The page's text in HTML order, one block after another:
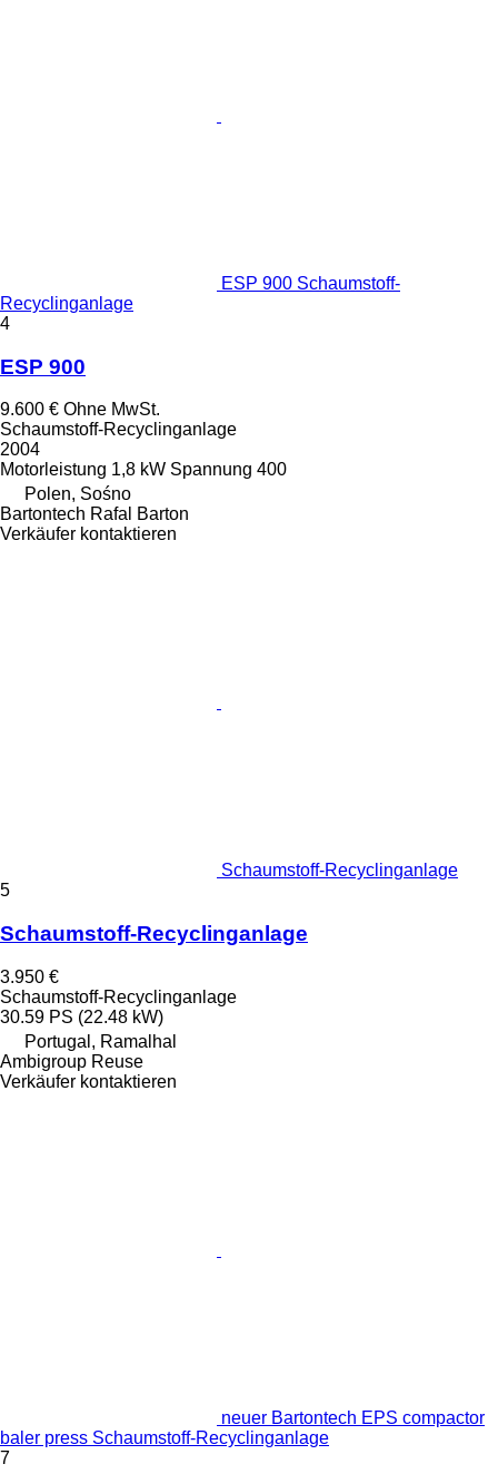
ESP 900 Schaumstoff-
Recyclinganlage
4
ESP 900
9.600 € Ohne MwSt.
Schaumstoff-Recyclinganlage
2004
Motorleistung 1,8 kW Spannung 400
Polen, Sośno
Bartontech Rafal Barton
Verkäufer kontaktieren
Schaumstoff-Recyclinganlage
5
Schaumstoff-Recyclinganlage
3.950 €
Schaumstoff-Recyclinganlage
30.59 PS (22.48 kW)
Portugal, Ramalhal
Ambigroup Reuse
Verkäufer kontaktieren
neuer Bartontech EPS compactor
baler press Schaumstoff-Recyclinganlage
7